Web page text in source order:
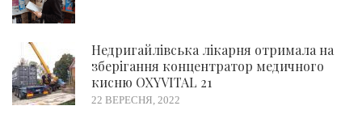
Недригайлівська лікарня отримала на
зберігання концентратор медичного
кисню OXYVITAL 21
22 ВЕРЕСНЯ, 2022